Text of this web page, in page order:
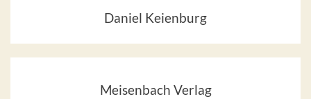
Daniel Keienburg
Meisenbach Verlag